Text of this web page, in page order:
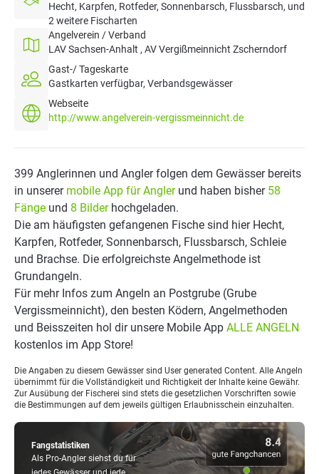
Hecht, Karpfen, Rotfeder, Sonnenbarsch, Flussbarsch, und
2 weitere Fischarten
Angelverein / Verband
LAV Sachsen-Anhalt , AV Vergißmeinnicht Zscherndorf
Gast-/ Tageskarte
Gastkarten verfügbar, Verbandsgewässer
Webseite
http://www.angelverein-vergissmeinnicht.de
Fangstatistiken
Als Pro-Angler siehst du für
399 Anglerinnen und Angler folgen dem Gewässer bereits
in unserer mobile App für Anglerund haben bisher 58
Fänge und 8 Bilderhochgeladen.
Die am häufigsten gefangenen Fische sind hier Hecht,
Karpfen, Rotfeder, Sonnenbarsch, Flussbarsch, Schleie
und Brachse. Die erfolgreichste Angelmethode ist
Grundangeln.
Für mehr Infos zum Angeln an Postgrube (Grube
Vergissmeinnicht), den besten Ködern, Angelmethoden
und Beisszeiten hol dir unsere Mobile App ALLE ANGELN
kostenlos im App Store!
Die Angaben zu diesem Gewässer sind User generated Content. Alle Angeln
übernimmt für die Vollständigkeit und Richtigkeit der Inhalte keine Gewähr.
Zur Ausübung der Fischerei sind stets die gesetzlichen Vorschriften sowie
die Bestimmungen auf dem jeweils gültigen Erlaubnisschein einzuhalten.